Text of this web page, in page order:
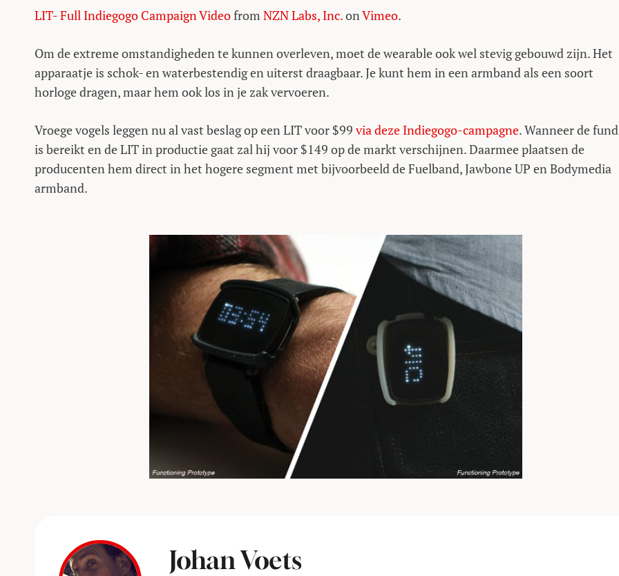
LIT- Full Indiegogo Campaign Videofrom NZN Labs, Inc.onVimeo.
Om de extreme omstandigheden te kunnen overleven, moet de wearable ook wel stevig gebouwd zijn. Het
apparaatje is schok- en waterbestendig en uiterst draagbaar. Je kunt hem in een armband als een soort
horloge dragen, maar hem ook los in je zak vervoeren.
Vroege vogels leggen nu al vast beslag op een LIT voor $99 via deze Indiegogo-campagne. Wanneer de
is bereikt en de LIT in productie gaat zal hij voor $149 op de markt verschijnen. Daarmee plaatsen de
producenten hem direct in het hogere segment met bijvoorbeeld de Fuelband, Jawbone UP en Bodymedia
armband.
Johan Voets